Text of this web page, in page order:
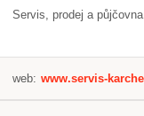
Servis, prodej a
web: www.servis-